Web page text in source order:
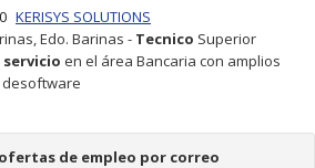
KERISYS SOLUTIONS
Edo. Barinas - Tecnico Superior
servicio en el área Bancaria con amplios
de empleo por correo